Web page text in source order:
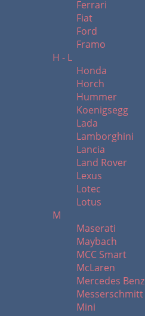
Ferrari
Fiat
Ford
Framo
H - L
Honda
Horch
Hummer
Koenigsegg
Lada
Lamborghini
Lancia
Land Rover
Lexus
Lotec
Lotus
M
Maserati
Maybach
MCC Smart
McLaren
Mercedes Benz
Messerschmitt
Mini